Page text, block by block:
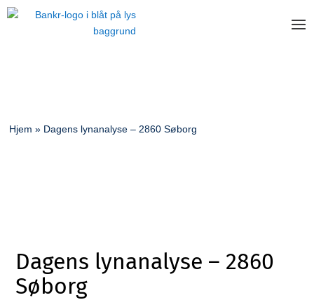
Hjem » Dagens lynanalyse – 2860 Søborg
Dagens lynanalyse – 2860
Søborg